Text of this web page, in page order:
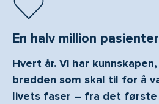
En halv million pasienter
Hvert år. Vi har
bredden som skal til for å
livets faser – fra det